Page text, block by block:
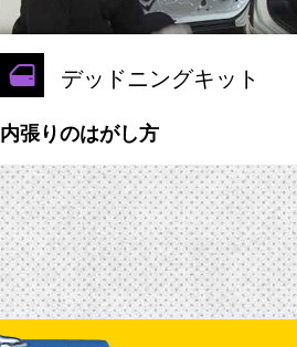
デッドニングキット
内張りのはがし方